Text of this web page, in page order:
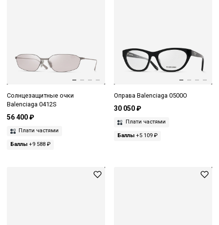
Солнцезащитные очки
Balenciaga 0412S
56 400 ₽
Плати частями
Баллы +9 588 ₽
Оправа Balenciaga 0500O
30 050 ₽
Плати частями
Баллы+5 109 ₽